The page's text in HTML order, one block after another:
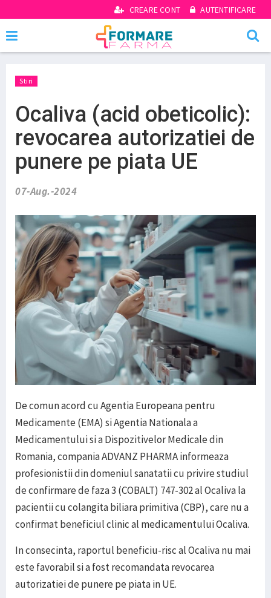
CREARE CONT AUTENTIFICARE
Stiri
Ocaliva (acid obeticolic):
revocarea autorizatiei de
punere pe piata UE
07-Aug.-2024
De comun acord cu Agentia Europeana pentru
Medicamente (EMA) si Agentia Nationala a
Medicamentului si a Dispozitivelor Medicale din
Romania, compania ADVANZ PHARMA informeaza
profesionistii din domeniul sanatatii cu privire studiul
de confirmare de faza 3 (COBALT) 747-302 al Ocaliva la
pacientii cu colangita biliara primitiva (CBP), care nu a
confirmat beneficiul clinic al medicamentului Ocaliva.
In consecinta, raportul beneficiu-risc al Ocaliva nu mai
este favorabil si a fost recomandata revocarea
autorizatiei de punere pe piata in UE.